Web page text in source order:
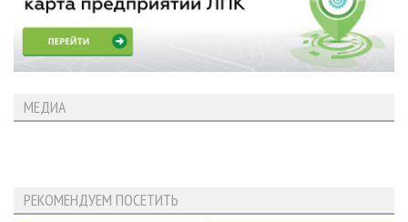
МЕДИА
РЕКОМЕНДУЕМ ПОСЕТИТЬ